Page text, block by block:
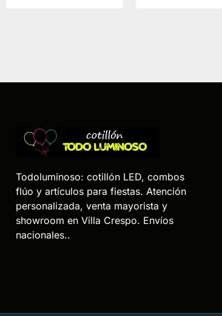
Todoluminoso: cotillón LED, combos
flúo y artículos para fiestas. Atención
personalizada, venta mayorista y
showroom en Villa Crespo. Envíos
nacionales..